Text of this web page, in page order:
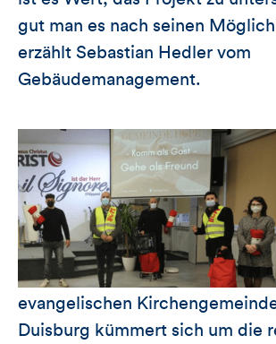
gut man es nach seinen
erzählt Sebastian Hedler vom
Gebäudemanagement.
evangelischen
Duisburg kümmert sich um die